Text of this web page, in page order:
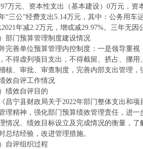
万元、资本性支出（基本建设）0万元，
“三公”经费支出5.14万元，其中：公务用车
年减2.2万元，增或减29.97%。三年无因
）部门预算管理制度建设情况
完善单位预算管理内控制度：一是领导重
不得虚列项目支出，不得截留、挤占、挪
核、审批、审查制度，完善内部支出管理，
效自评工作情况
绩效自评目的
昌宁县财政局关于2022年部门整体支出和
理精神，强化部门预算绩效管理责任，进
情况、绩效目标设立及完成情况的衡量，
总结经验，改进管理措施。
自评组织过程